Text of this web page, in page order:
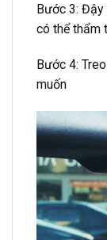
Bước 3: Đậy
có thể thẩm
Bước 4:
muốn